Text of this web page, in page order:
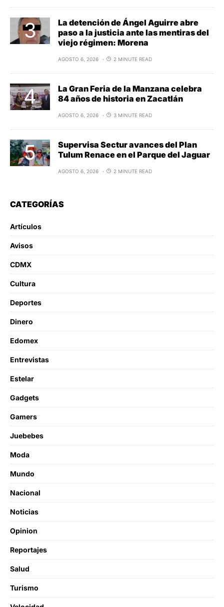
La detención de Ángel Aguirre abre
paso a la justicia ante las mentiras del
viejo régimen: Morena
AGOSTO 6, 2026 2 MINUTE READ
La Gran Feria de la Manzana celebra
84 años de historia en Zacatlán
AGOSTO 6, 2026 3 MINUTE READ
Supervisa Sectur avances del Plan
Tulum Renace en el Parque del Jaguar
AGOSTO 6, 2026 2 MINUTE READ
CATEGORÍAS
Artículos
Avisos
CDMX
Cultura
Deportes
Dinero
Edomex
Entrevistas
Estelar
Gadgets
Gamers
Juebebes
Moda
Mundo
Nacional
Noticias
Opinion
Reportajes
Salud
Turismo